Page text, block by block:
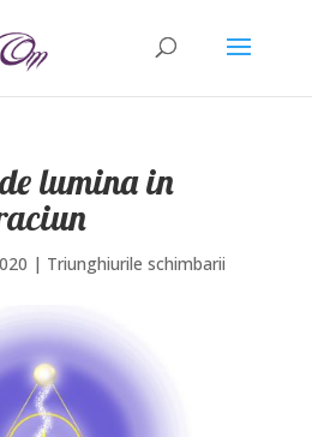
lumina in
| Triunghiurile schimbarii